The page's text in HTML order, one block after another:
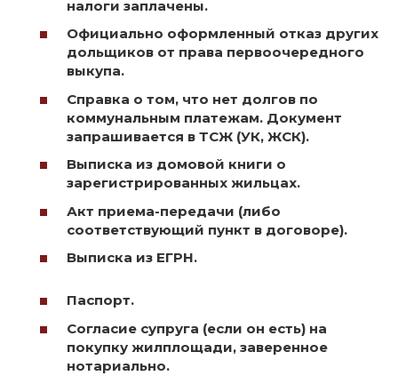
налоги заплачены.
Официально оформленный отказ других
дольщиков от права первоочередного
выкупа.
Справка о том, что нет долгов по
коммунальным платежам. Документ
запрашивается в ТСЖ (УК, ЖСК).
Выписка из домовой книги о
зарегистрированных жильцах.
Акт приема-передачи (либо
соответствующий пункт в договоре).
Выписка из ЕГРН.
Паспорт.
Согласие супруга (если он есть) на
покупку жилплощади, заверенное
нотариально.